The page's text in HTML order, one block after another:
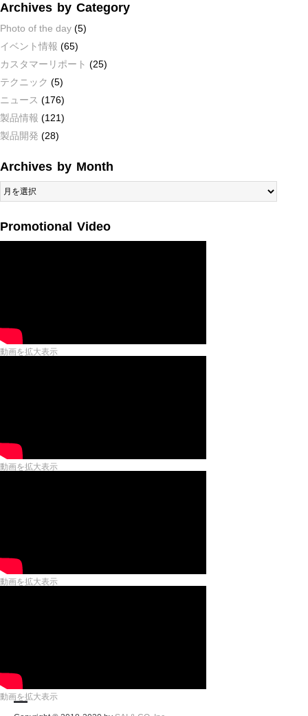
Archives by Category
Photo of the day (5)
イベント情報 (65)
カスタマーリポート (25)
テクニック (5)
ニュース (176)
製品情報 (121)
製品開発 (28)
Archives by Month
Archives
by
Promotional Video
動画を拡大表示
動画を拡大表示
動画を拡大表示
動画を拡大表示